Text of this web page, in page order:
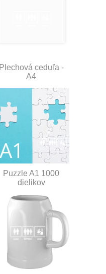
Plechová ceduľa -
A4
Puzzle A1 1000
dielikov